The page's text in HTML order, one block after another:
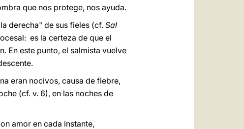
que nos protege, nos ayuda.
derecha" de sus fieles (cf. Sal
es la certeza de que el
En este punto, el salmista vuelve
eran nocivos, causa de fiebre,
(cf. v. 6), en las noches de
amor en cada instante,